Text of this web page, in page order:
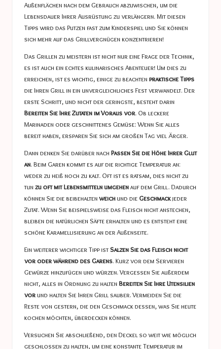
Außenflächen nach dem Gebrauch abzuwischen, um die
Lebensdauer Ihrer Ausrüstung zu verlängern. Mit diesen
Tipps wird das Putzen fast zum Kinderspiel und Sie können
sich mehr auf das Grillvergnügen konzentrieren!
Das Grillen zu meistern ist nicht nur eine Frage der Technik,
es ist auch ein echtes kulinarisches Abenteuer! Um dies zu
erreichen, ist es wichtig, einige zu beachten praktische Tipps
die Ihren Grill in ein unvergleichliches Fest verwandelt. Der
erste Schritt, und nicht der geringste, besteht darin
Bereiten Sie Ihre Zutaten im Voraus vor. Ob leckere
Marinaden oder geschnittenes Gemüse: Wenn Sie alles
bereit haben, ersparen Sie sich am großen Tag viel Ärger.
Dann denken Sie darüber nach Passen Sie die Höhe Ihrer Glut
an. Beim Garen kommt es auf die richtige Temperatur an:
weder zu heiß noch zu kalt. Oft ist es ratsam, dies nicht zu
tun zu oft mit Lebensmitteln umgehenauf dem Grill. Dadurch
können Sie die beibehaltenweichund die Geschmackjeder
Zutat. Wenn Sie beispielsweise das Fleisch nicht anstechen,
bleiben die natürlichen Säfte erhalten und es entsteht eine
schöne Karamellisierung an der Außenseite.
Ein weiterer wichtiger Tipp ist Salzen Sie das Fleisch nicht
vor oder während des Garens. Kurz vor dem Servieren
Gewürze hinzufügen und würzen. Vergessen Sie außerdem
nicht, alles in Ordnung zu halten Bereiten Sie Ihre Utensilien
vorund halten Sie Ihren Grill sauber. Vermeiden Sie die
Reste von gestern, die den Geschmack dessen, was Sie heute
kochen möchten, überdecken können.
Versuchen Sie abschließend, den Deckel so weit wie möglich
geschlossen zu halten, um eine konstante Temperatur im